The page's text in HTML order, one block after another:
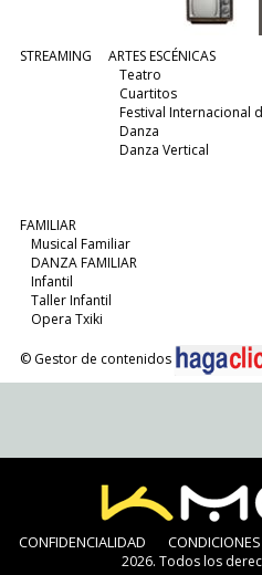
STREAMING
ARTES ESCÉNICAS
Teatro
Cuartitos
Festival Internacional
Danza
Danza Vertical
FAMILIAR
Musical Familiar
DANZA FAMILIAR
Infantil
Taller Infantil
Opera Txiki
© Gestor de contenidos
CONFIDENCIALIDAD
2026. Todos los